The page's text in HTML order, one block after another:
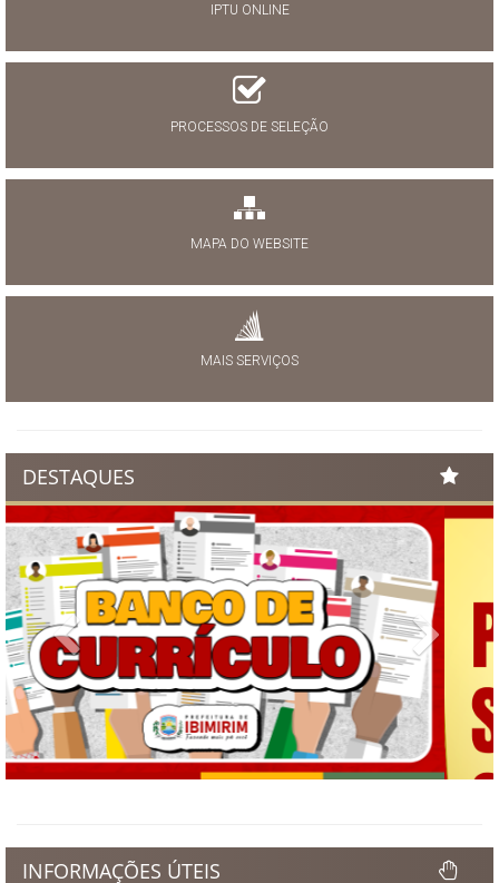
IPTU ONLINE
PROCESSOS DE SELEÇÃO
MAPA DO WEBSITE
MAIS SERVIÇOS
DESTAQUES
Previous Next